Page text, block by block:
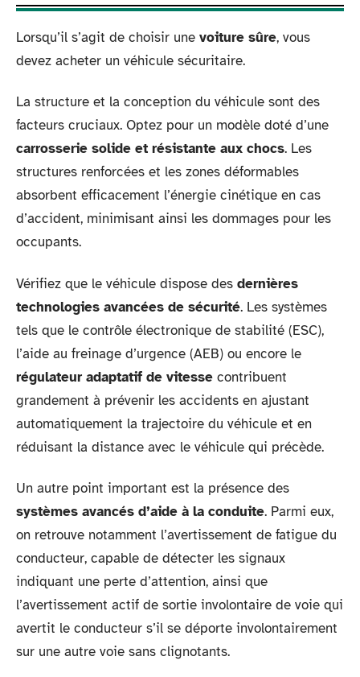
Lorsqu’il s’agit de choisir une voiture sûre, vous
devez acheter un véhicule sécuritaire.
La structure et la conception du véhicule sont des
facteurs cruciaux. Optez pour un modèle doté d’une
carrosserie solide et résistante aux chocs. Les
structures renforcées et les zones déformables
absorbent efficacement l’énergie cinétique en cas
d’accident, minimisant ainsi les dommages pour les
occupants.
Vérifiez que le véhicule dispose des dernières
technologies avancées de sécurité. Les systèmes
tels que le contrôle électronique de stabilité (ESC),
l’aide au freinage d’urgence (AEB) ou encore le
régulateur adaptatif de vitesse contribuent
grandement à prévenir les accidents en ajustant
automatiquement la trajectoire du véhicule et en
réduisant la distance avec le véhicule qui précède.
Un autre point important est la présence des
systèmes avancés d’aide à la conduite. Parmi eux,
on retrouve notamment l’avertissement de fatigue du
conducteur, capable de détecter les signaux
indiquant une perte d’attention, ainsi que
l’avertissement actif de sortie involontaire de voie qui
avertit le conducteur s’il se déporte involontairement
sur une autre voie sans clignotants.